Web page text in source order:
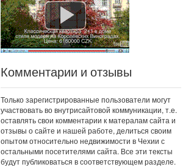
Комментарии и отзывы
Только зарегистрированные пользователи могут
участвовать во внутрисайтовой коммуникации, т.е.
оставлять свои комментарии к матералам сайта и
отзывы о сайте и нашей работе, делиться своим
опытом относительно недвижимости в Чехии с
остальными посетителями сайта. Все эти тексты
будут публиковаться в соответствующем разделе.